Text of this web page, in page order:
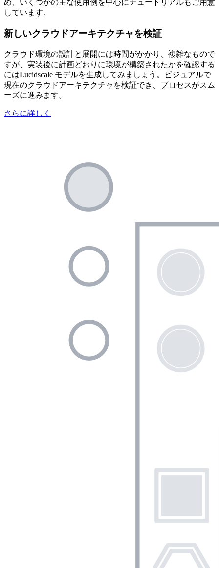
め、いくつかの主な使用例を中心にチュートリアルもご用意
しています。
新しいクラウドアーキテクチャを検証
クラウド環境の設計と展開には時間がかかり、複雑なもので
すが、実装後に計画どおりに環境が構築されたかを確認する
にはLucidscale モデルを生成してみましょう。ビジュアルで
現在のクラウドアーキテクチャを検証でき、プロセスがスム
ーズに進みます。
さらに詳しく